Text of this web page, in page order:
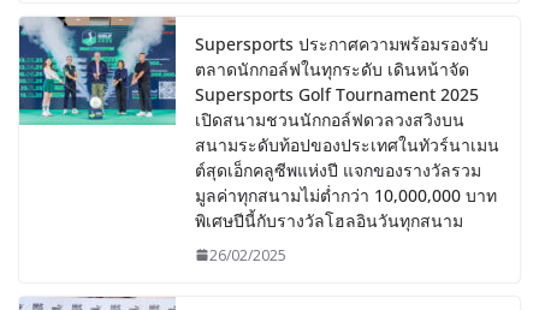
Supersports ประกาศความพร้อมรองรับ
ตลาดนักกอล์ฟในทุกระดับ เดินหน้าจัด
Supersports Golf Tournament 2025
เปิดสนามชวนนักกอล์ฟดวลวงสวิงบน
สนามระดับท้อปของประเทศในทัวร์นาเมน
ต์สุดเอ็กคลูซีพแห่งปี แจกของรางวัลรวม
มูลค่าทุกสนามไม่ต่ำกว่า 10,000,000 บาท
พิเศษปีนี้กับรางวัลโฮลอินวันทุกสนาม
26/02/2025